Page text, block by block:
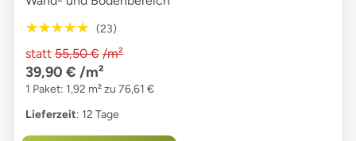
★★★★★
★★★★★ (23)
statt 55,50 € /m²
39,90 € /m²
1 Paket: 1,92 m² zu 76,61 €
Lieferzeit: 12 Tage